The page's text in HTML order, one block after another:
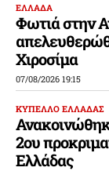
ΕΛΛΑΔΑ
Φωτιά στην
Χιροσίμα
07/08/2026 19:15
ΚΥΠΕΛΛΟ ΕΛΛΑΔΑΣ
2ου
Ελλάδας